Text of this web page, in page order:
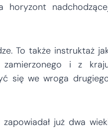
horyzont
To także instruktaż
i z
się we wroga
już dwa